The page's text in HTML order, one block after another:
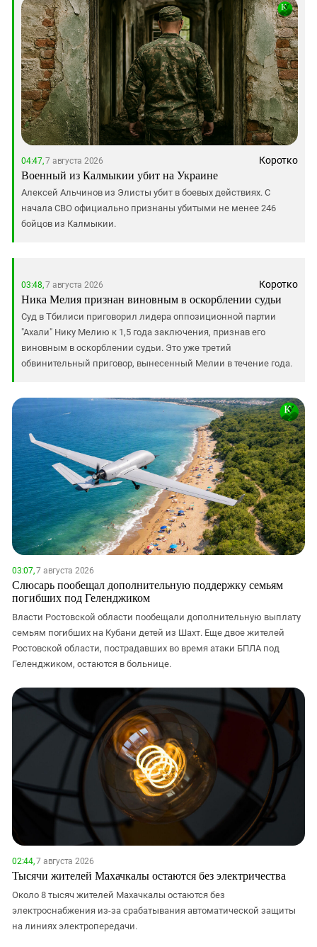
04:47,7 августа 2026 Коротко
Военный из Калмыкии убит на Украине
Алексей Альчинов из Элисты убит в боевых действиях. С
начала СВО официально признаны убитыми не менее 246
бойцов из Калмыкии.
03:48,7 августа 2026 Коротко
Ника Мелия признан виновным в оскорблении судьи
Суд в Тбилиси приговорил лидера оппозиционной партии
"Ахали" Нику Мелию к 1,5 года заключения, признав его
виновным в оскорблении судьи. Это уже третий
обвинительный приговор, вынесенный Мелии в течение года.
03:07,7 августа 2026
Слюсарь пообещал дополнительную поддержку семьям
погибших под Геленджиком
Власти Ростовской области пообещали дополнительную выплату
семьям погибших на Кубани детей из Шахт. Еще двое жителей
Ростовской области, пострадавших во время атаки БПЛА под
Геленджиком, остаются в больнице.
02:44,7 августа 2026
Тысячи жителей Махачкалы остаются без электричества
Около 8 тысяч жителей Махачкалы остаются без
электроснабжения из-за срабатывания автоматической защиты
на линиях электропередачи.